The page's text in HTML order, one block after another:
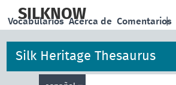
main
SILKNOW |
Vocabularios Acerca de Comentarios
Silk Heritage Thesaurus